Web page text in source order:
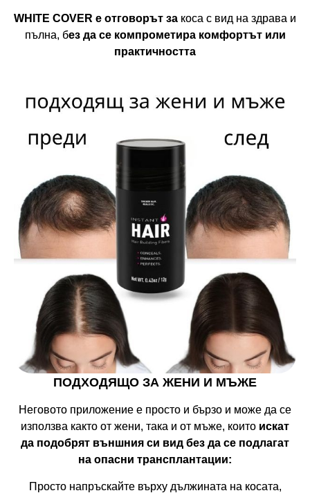
WHITE COVER е отговорът за коса с вид на здрава и
пълна, без да се компрометира комфортът или
практичността
ПОДХОДЯЩО ЗА ЖЕНИ И МЪЖЕ
Неговото приложение е просто и бързо и може да се
използва както от жени, така и от мъже, които искат
да подобрят външния си вид без да се подлагат
на опасни трансплантации:
Просто напръскайте върху дължината на косата,